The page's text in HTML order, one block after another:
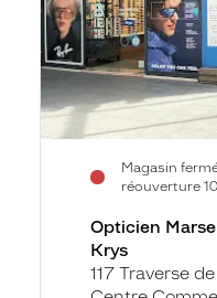
Krys
Magasin
réouverture
Opticien
Krys
117 Traverse